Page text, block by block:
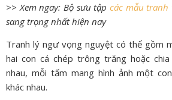
>> Xem ngay: Bộ sưu tập các mẫu tranh
sang trọng nhất hiện nay
Tranh lý ngư vọng nguyệt có thể gồm
hai con cá chép trông trăng hoặc
nhau, mỗi tấm mang hình ảnh một
khác nhau.